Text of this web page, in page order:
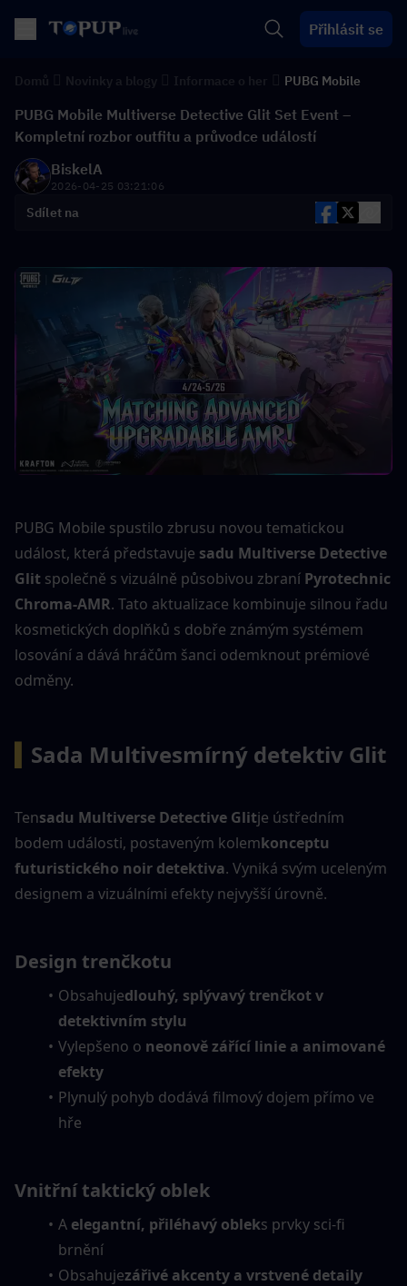
Přihlásit se
PUBG Mobile
PUBG Mobile Multiverse Detective Glit Set Event –
Kompletní rozbor outfitu a průvodce událostí
BiskelA
2026-04-25 03:21:06
Sdílet na
PUBG Mobile spustilo zbrusu novou tematickou
událost, která představuje sadu Multiverse Detective
Glit společně s vizuálně působivou zbraní Pyrotechnic
Chroma-AMR. Tato aktualizace kombinuje silnou řadu
kosmetických doplňků s dobře známým systémem
losování a dává hráčům šanci odemknout prémiové
odměny.
Sada Multivesmírný detektiv Glit
Tensadu Multiverse Detective Glitje ústředním
bodem události, postaveným kolemkonceptu
futuristického noir detektiva. Vyniká svým uceleným
designem a vizuálními efekty nejvyšší úrovně.
Design trenčkotu
Obsahujedlouhý, splývavý trenčkot v
detektivním stylu
Vylepšeno o neonově zářící linie a animované
efekty
Plynulý pohyb dodává filmový dojem přímo ve
hře
Vnitřní taktický oblek
A elegantní, přiléhavý obleks prvky sci-fi
brnění
Obsahujezářivé akcenty a vrstvené detaily